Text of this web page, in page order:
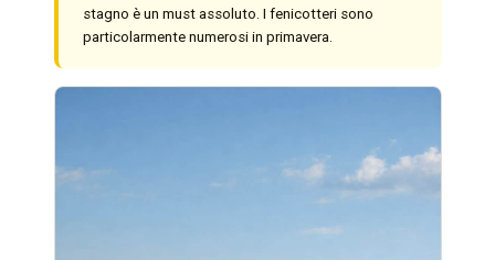
stagno è un must assoluto. I fenicotteri sono
particolarmente numerosi in primavera.